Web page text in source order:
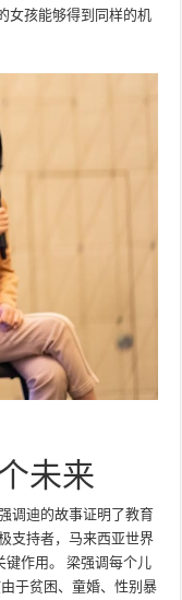
女孩能够得到同样的机
未来
调迪的故事证明了教育
支持者，马来西亚世界
键作用。 梁强调每个儿
于贫困、童婚、性别暴